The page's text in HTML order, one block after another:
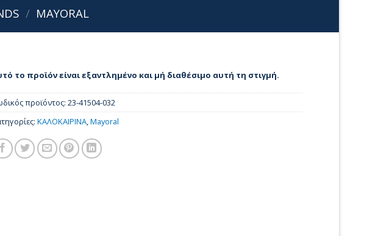
/ MAYORAL
το προϊόν είναι εξαντλημένο και μή διαθέσιμο αυτή τη στιγμή.
προϊόντος: 23-41504-032
ΚΑΛΟΚΑΙΡΙΝΑ,Mayoral